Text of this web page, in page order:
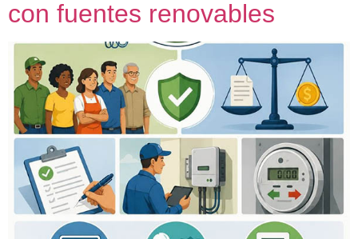
con fuentes renovables